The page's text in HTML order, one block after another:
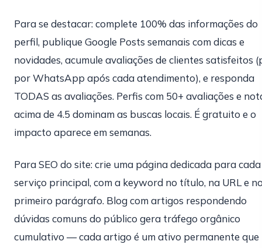
Para se destacar: complete 100% das informações do
perfil, publique Google Posts semanais com dicas e
novidades, acumule avaliações de clientes satisfeitos
por WhatsApp após cada atendimento), e responda
TODAS as avaliações. Perfis com 50+ avaliações e
acima de 4.5 dominam as buscas locais. É gratuito e o
impacto aparece em semanas.
Para SEO do site: crie uma página dedicada para cada
serviço principal, com a keyword no título, na URL e
primeiro parágrafo. Blog com artigos respondendo
dúvidas comuns do público gera tráfego orgânico
cumulativo — cada artigo é um ativo permanente que